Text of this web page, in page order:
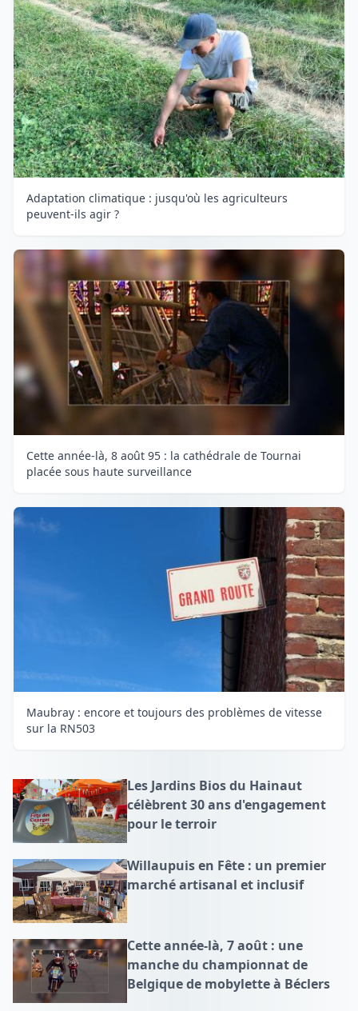
Adaptation climatique : jusqu'où les agriculteurs
peuvent-ils agir ?
Cette année-là, 8 août 95 : la cathédrale de Tournai
placée sous haute surveillance
Maubray : encore et toujours des problèmes de vitesse
sur la RN503
Les Jardins Bios du Hainaut
célèbrent 30 ans d'engagement
pour le terroir
Willaupuis en Fête : un premier
marché artisanal et inclusif
Cette année-là, 7 août : une
manche du championnat de
Belgique de mobylette à Béclers